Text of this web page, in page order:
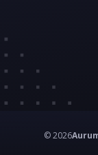
© 2026